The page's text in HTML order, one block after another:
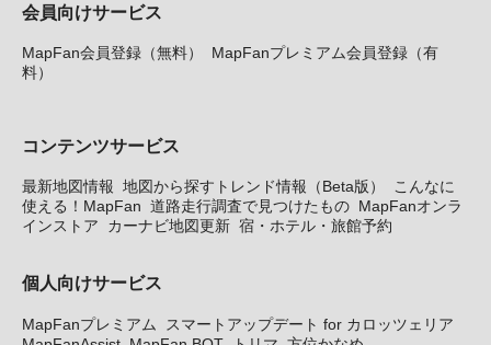
会員向けサービス
MapFan会員登録（無料）
MapFanプレミアム会員登録（有
料）
コンテンツサービス
最新地図情報 地図から探すトレンド情報（Beta版）
こんなに
使える！MapFan 道路走行調査で見つけたもの MapFanオンラ
インストア
カーナビ地図更新 宿・ホテル・旅館予約
個人向けサービス
MapFanプレミアム
スマートアップデート for カロッツェリア